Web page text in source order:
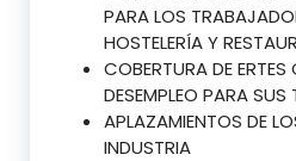
PARA LOS
HOSTELERÍA Y
COBERTURA DE
DESEMPLEO PARA
APLAZAMIENTOS DE
INDUSTRIA